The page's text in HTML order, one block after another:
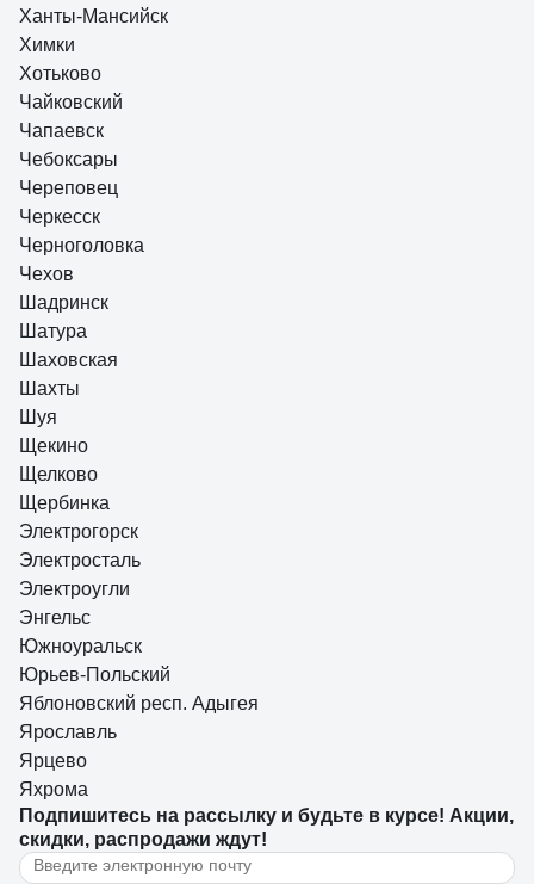
Ханты-Мансийск
Химки
Хотьково
Чайковский
Чапаевск
Чебоксары
Череповец
Черкесск
Черноголовка
Чехов
Шадринск
Шатура
Шаховская
Шахты
Шуя
Щекино
Щелково
Щербинка
Электрогорск
Электросталь
Электроугли
Энгельс
Южноуральск
Юрьев-Польский
Яблоновский респ. Адыгея
Ярославль
Ярцево
Яхрома
Подпишитесь на рассылку и будьте в курсе! Акции,
скидки, распродажи ждут!